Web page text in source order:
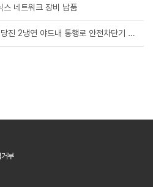
네트워크 장비 납품
[2025년]현대제철 당진 2냉연 야드내 통행로 안전차단기 설치
부